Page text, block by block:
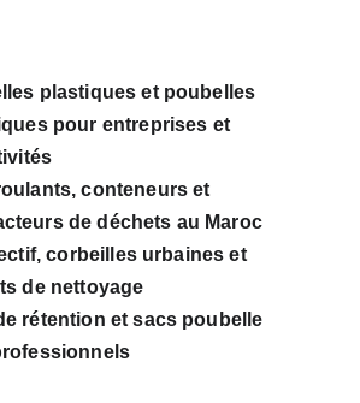
plastiques et poubelles
pour entreprises et
conteneurs et
de déchets au Maroc
corbeilles urbaines et
de nettoyage
rétention et sacs poubelle